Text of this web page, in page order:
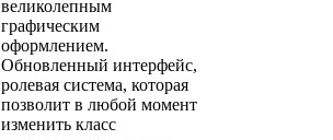
великолепным
графическим
оформлением.
Обновленный интерфейс,
ролевая система, которая
позволит в любой момент
изменить класс